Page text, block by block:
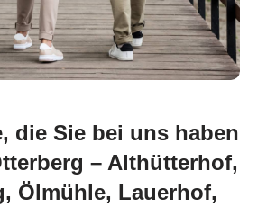
die Sie bei uns haben
– Althütterhof,
Ölmühle, Lauerhof,